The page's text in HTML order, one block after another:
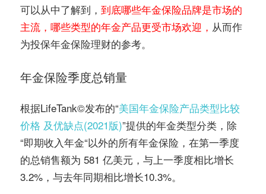
南
©️
可以从中了解到， 到底哪些年金保险品牌是市场的
主流，哪些类型的年金产品更受市场欢迎， 从而作
为投保年金保险理财的参考。
年金保险季度总销量
根据LifeTank©️发布的“美国年金保险产品类型比较
价格 及优缺点(2021版)”提供的年金类型分类，除
“即期收入年金“以外的所有年金保险，在第一季度
的总销售额为 581 亿美元，与上一季度相比增长
3.2%，与去年同期相比增长10.3%。